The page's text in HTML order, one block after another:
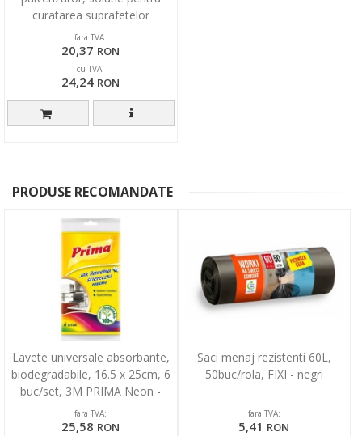
curatarea suprafetelor
fara TVA:
20,37 RON
cu TVA:
24,24 RON
PRODUSE RECOMANDATE
Lavete universale absorbante,
biodegradabile, 16.5 x 25cm, 6
buc/set, 3M PRIMA Neon -
asortate
fara TVA:
25,58 RON
Saci menaj rezistenti 60L,
50buc/rola, FIXI - negri
fara TVA:
5,41 RON